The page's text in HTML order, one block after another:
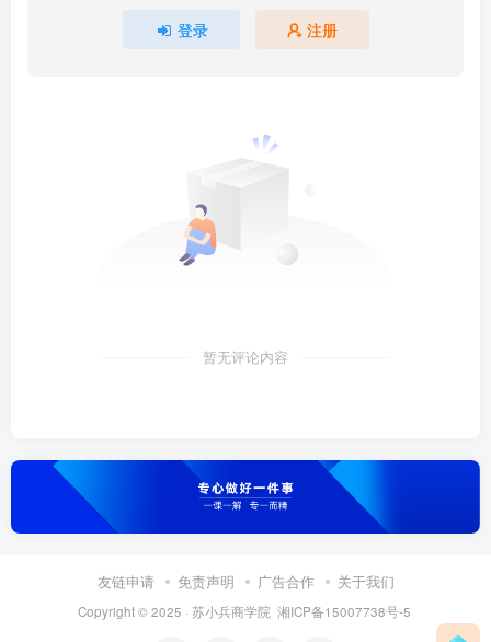
登录 注册
暂无评论内容
友链申请 免责声明 广告合作 关于我们
Copyright © 2025 · 苏小兵商学院 湘ICP备15007738号-5